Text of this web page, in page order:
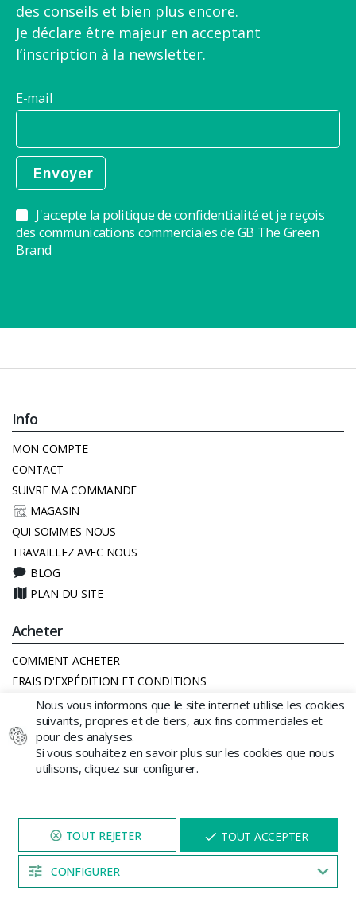
des conseils et bien plus encore.
Je déclare être majeur en acceptant
l’inscription à la newsletter.
E-mail
J'accepte la politique de confidentialité et je reçois
des communications commerciales de GB The Green
Brand
Info
MON COMPTE
CONTACT
SUIVRE MA COMMANDE
MAGASIN
QUI SOMMES-NOUS
TRAVAILLEZ AVEC NOUS
BLOG
PLAN DU SITE
Acheter
COMMENT ACHETER
FRAIS D'EXPÉDITION ET CONDITIONS
CADEAU SÉCURISÉ
FAQ
MODES DE PAIEMENT
CALENDRIER LUNAIRE CANNABIS
Autre
MENTIONS LÉGALES
POLITIQUE DE COOKIES
CONDITIONS GÉNÉRALES DE VENTE
Nous vous informons que le site internet utilise les cookies
suivants, propres et de tiers, aux fins commerciales et
pour des analyses.
Si vous souhaitez en savoir plus sur les cookies que nous
utilisons, cliquez sur configurer.
CONFIGURER
TOUT ACCEPTER
NAVIGUEZ SUR NOTRE SITE
PENDANT 5 MINUTES ET UNE
REMISEVOUS SERA PROPOSÉE
04:53